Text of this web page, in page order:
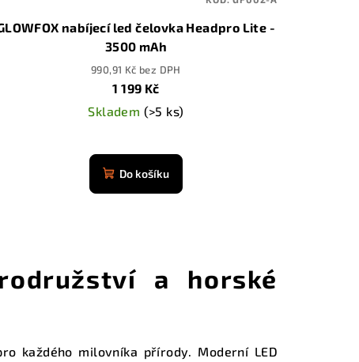
nabíjecí led čelovka Headpro Lite -
3500 mAh
990,91 Kč bez DPH
1 199 Kč
Skladem (>5 ks)
hodnocení
produktu
je
hvězdiček.
Do košíku
a horské
každého milovníka přírody. Moderní LED